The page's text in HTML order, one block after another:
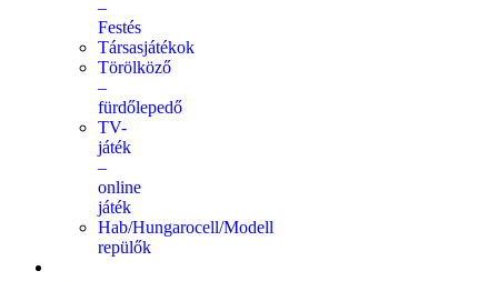
–
Festés
Társasjátékok
Törölköző
–
fürdőlepedő
TV-
játék
–
online
játék
Hab/Hungarocell/Modell
repülők